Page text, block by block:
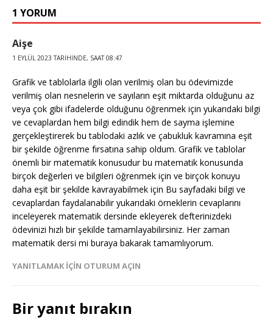
1 YORUM
Aişe
1 EYLÜL 2023 TARIHINDE, SAAT 08:47
Grafik ve tablolarla ilgili olan verilmiş olan bu ödevimizde
verilmiş olan nesnelerin ve sayıların eşit miktarda olduğunu az
veya çok gibi ifadelerde olduğunu öğrenmek için yukarıdaki bilgi
ve cevaplardan hem bilgi edindik hem de sayma işlemine
gerçekleştirerek bu tablodaki azlık ve çabukluk kavramına eşit
bir şekilde öğrenme fırsatına sahip oldum. Grafik ve tablolar
önemli bir matematik konusudur bu matematik konusunda
birçok değerleri ve bilgileri öğrenmek için ve birçok konuyu
daha eşit bir şekilde kavrayabilmek için Bu sayfadaki bilgi ve
cevaplardan faydalanabilir yukarıdaki örneklerin cevaplarını
inceleyerek matematik dersinde ekleyerek defterinizdeki
ödevinizi hızlı bir şekilde tamamlayabilirsiniz. Her zaman
matematik dersi mi buraya bakarak tamamlıyorum.
YANITLAMAK IÇIN OTURUM AÇIN
Bir yanıt bırakın